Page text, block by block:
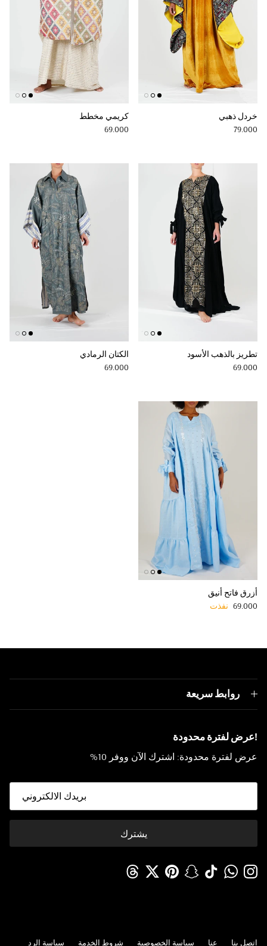
خردل ذهبي
Regular price
79.000
كريمي مخطط
Regular price
69.000
تطريز بالذهب الأسود
Regular price
69.000
الكتان الرمادي
Regular price
69.000
أزرق فاتح أنيق
Regular price
69.000 نفذت
روابط سريعة
!عرض لفترة محدودة
عرض لفترة محدودة: اشترك الآن ووفر 10%
يشترك
Instagram
WhatsApp
TikTok
Snapchat
Pinterest
Twitter
Threads
اتصل بنا عنا سياسة الخصوصية شروط الخدمة سياسة الرد